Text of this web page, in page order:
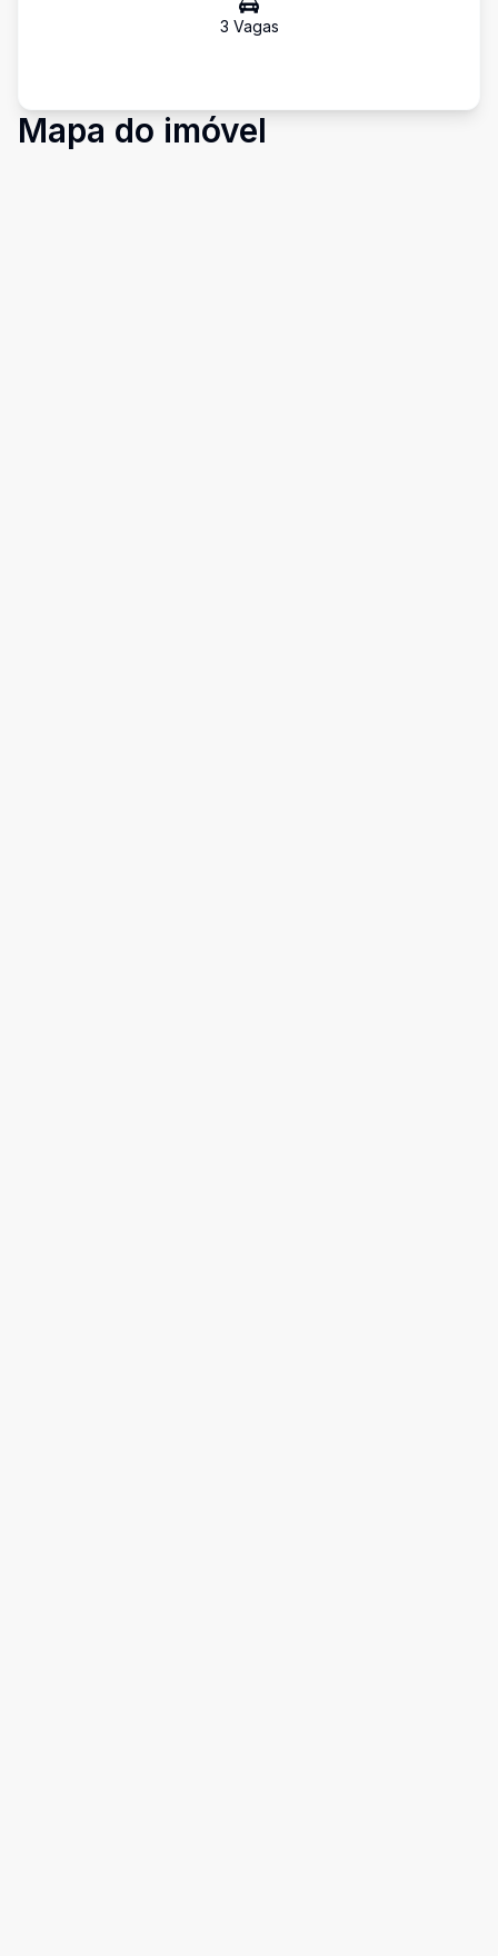
3 Vagas
Mapa do imóvel